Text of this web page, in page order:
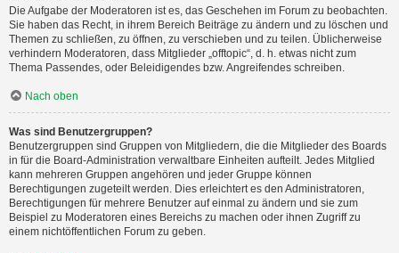
Die Aufgabe der Moderatoren ist es, das Geschehen im Forum zu beobachten.
Sie haben das Recht, in ihrem Bereich Beiträge zu ändern und zu löschen und
Themen zu schließen, zu öffnen, zu verschieben und zu teilen. Üblicherweise
verhindern Moderatoren, dass Mitglieder „offtopic“, d. h. etwas nicht zum
Thema Passendes, oder Beleidigendes bzw. Angreifendes schreiben.
Nach oben
Was sind Benutzergruppen?
Benutzergruppen sind Gruppen von Mitgliedern, die die Mitglieder des Boards
in für die Board-Administration verwaltbare Einheiten aufteilt. Jedes Mitglied
kann mehreren Gruppen angehören und jeder Gruppe können
Berechtigungen zugeteilt werden. Dies erleichtert es den Administratoren,
Berechtigungen für mehrere Benutzer auf einmal zu ändern und sie zum
Beispiel zu Moderatoren eines Bereichs zu machen oder ihnen Zugriff zu
einem nichtöffentlichen Forum zu geben.